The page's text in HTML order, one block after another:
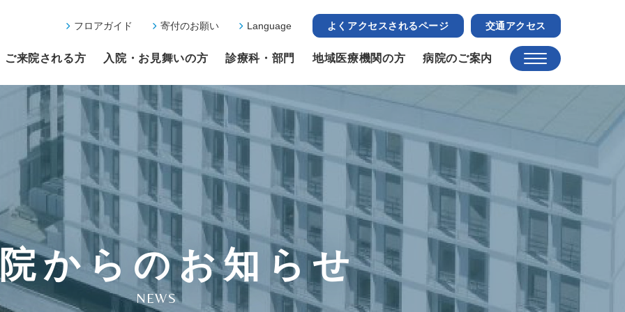
フロアガイド 寄付のお願い Language よくアクセスされるページ 交通アクセス
ご来院される方 入院・お見舞いの方 診療科・部門 地域医療機関の方 病院のご案内
からのお知らせ
NEWS